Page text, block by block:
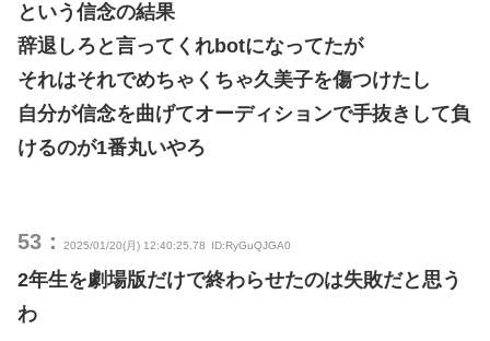
という信念の結果
辞退しろと言ってくれbotになってたが
それはそれでめちゃくちゃ久美子を傷つけたし
自分が信念を曲げてオーディションで手抜きして負
けるのが1番丸いやろ
53： 2025/01/20(月) 12:40:25.78 ID:RyGuQJGA0
2年生を劇場版だけで終わらせたのは失敗だと思う
わ